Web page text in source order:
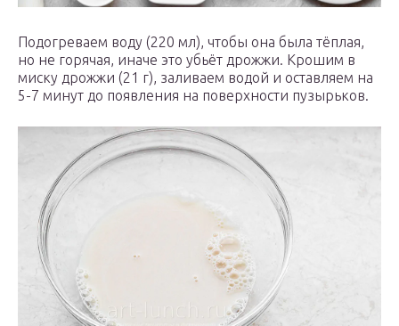
Подогреваем воду (220 мл), чтобы она была тёплая,
но не горячая, иначе это убьёт дрожжи. Крошим в
миску дрожжи (21 г), заливаем водой и оставляем на
5-7 минут до появления на поверхности пузырьков.